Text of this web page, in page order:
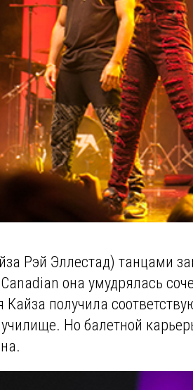
Рэй Эллестад) танцами
она умудрялась
получила
Но балетной